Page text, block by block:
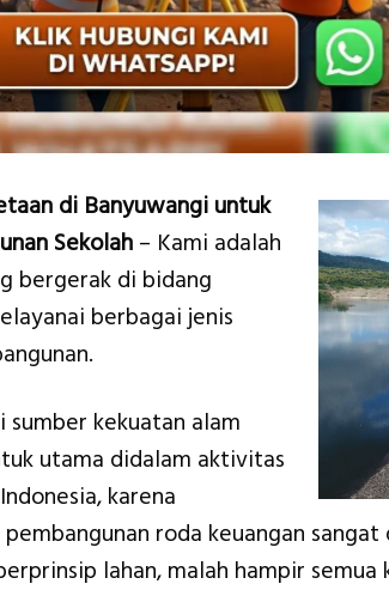
di Banyuwangi untuk
Sekolah – Kami adalah
bergerak di bidang
berbagai jenis
sumber kekuatan alam
utama didalam aktivitas
karena
roda keuangan
lahan, malah hampir semua